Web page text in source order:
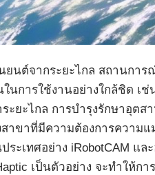
นต์จากระยะไกล สถานกา
นการใช้งานอย่างใกล้ชิด เ
ะยะไกล การบำรุงรักษาอุตส
าขาที่มีความต้องการความ
ระเทศอย่าง iRobotCAM แ
เป็นตัวอย่าง จะทำให้